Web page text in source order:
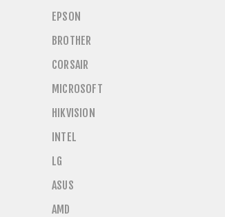
EPSON
BROTHER
CORSAIR
MICROSOFT
HIKVISION
INTEL
LG
ASUS
AMD